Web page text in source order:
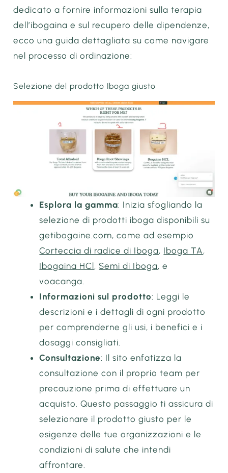
dedicato a fornire informazioni sulla terapia
dell’ibogaina e sul recupero delle dipendenze,
ecco una guida dettagliata su come navigare
nel processo di ordinazione:
Selezione del prodotto Iboga giusto
Esplora la gamma: Inizia sfogliando la
selezione di prodotti iboga disponibili su
getibogaine.com, come ad esempio
Corteccia di radice di Iboga, Iboga TA,
Ibogaina HCl, Semi di Iboga, e
voacanga.
Informazioni sul prodotto: Leggi le
descrizioni e i dettagli di ogni prodotto
per comprenderne gli usi, i benefici e i
dosaggi consigliati.
Consultazione: Il sito enfatizza la
consultazione con il proprio team per
precauzione prima di effettuare un
acquisto. Questo passaggio ti assicura di
selezionare il prodotto giusto per le
esigenze delle tue organizzazioni e le
condizioni di salute che intendi
affrontare.